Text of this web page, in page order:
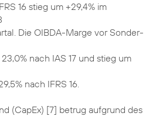
16 stieg um +29,4% im
Die OIBDA-Marge vor Sonder-
nach IAS 17 und stieg um
nach IFRS 16.
(CapEx) [7] betrug aufgrund des